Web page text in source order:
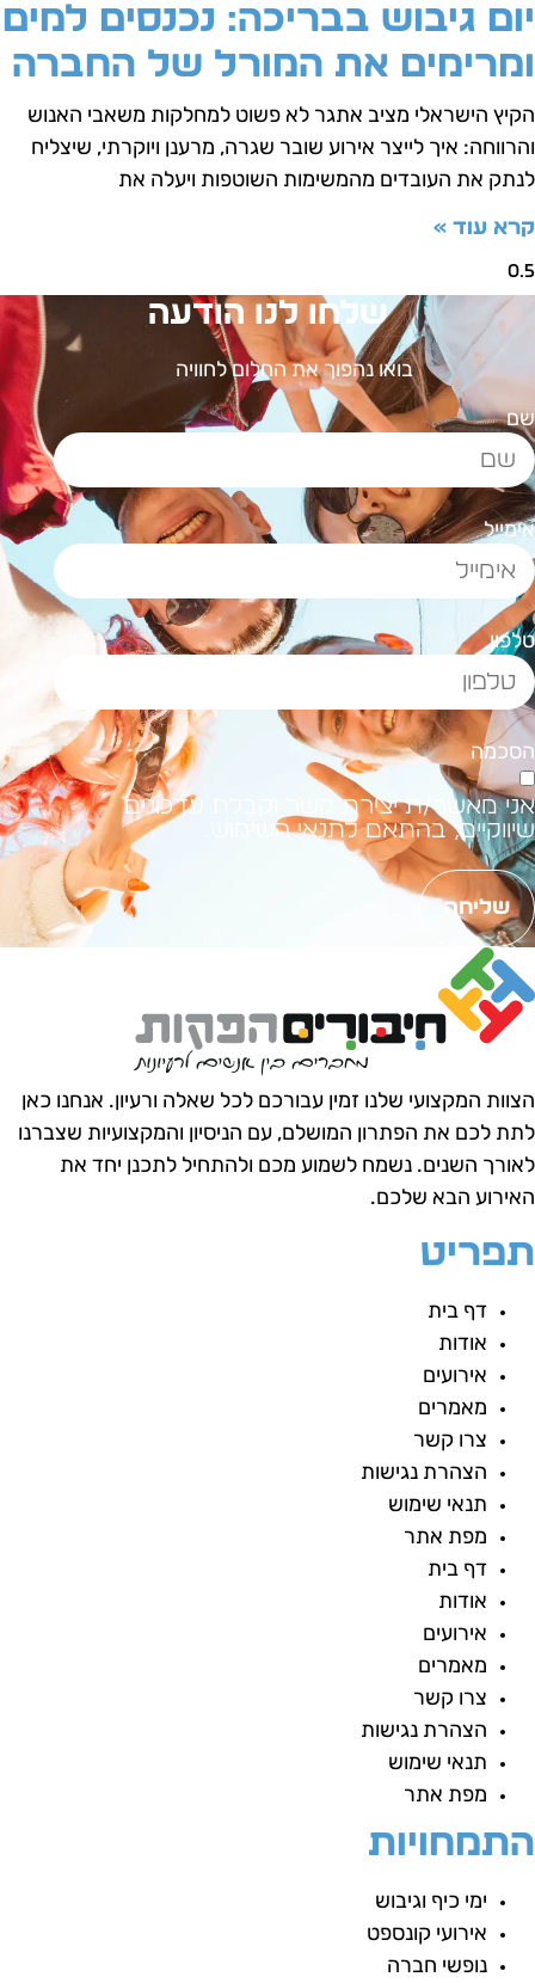
גיבוש בבריכה: נכנסים למים
את המורל של החברה
הישראלי מציב אתגר לא פשוט למחלקות משאבי האנוש
איך לייצר אירוע שובר שגרה, מרענן ויוקרתי, שיצליח
את העובדים מהמשימות השוטפות ויעלה את
עוד »
שלחו לנו הודעה
בואו נהפוך את החלום לחוויה
מאשר/ת יצירת קשר וקבלת עדכונים
בהתאם לתנאי השימוש.
שליחה
המקצועי שלנו זמין עבורכם לכל שאלה ורעיון. אנחנו כאן
לכם את הפתרון המושלם, עם הניסיון והמקצועיות שצברנו
השנים. נשמח לשמוע מכם ולהתחיל לתכנן יחד את
הבא שלכם.
דף בית
אודות
אירועים
מאמרים
צרו קשר
הצהרת נגישות
תנאי שימוש
מפת אתר
דף בית
אודות
אירועים
מאמרים
צרו קשר
הצהרת נגישות
תנאי שימוש
מפת אתר
ימי כיף וגיבוש
אירועי קונספט
נופשי חברה